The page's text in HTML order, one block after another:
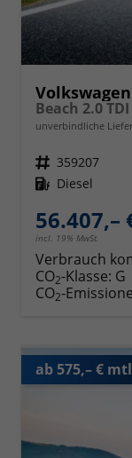
unverbindliche
Fahrzeugnr. 359207
Kraftstoff Diesel
56.407,–
incl. 19% MwSt.
Verbrauch
CO2-Klasse: G
CO2-
ab 575,– €